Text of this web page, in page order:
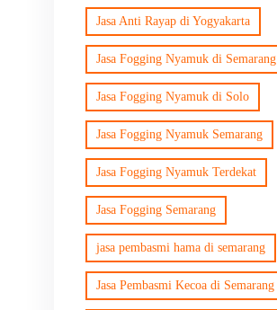
Jasa Anti Rayap di Yogyakarta
Jasa Fogging Nyamuk di Semarang
Jasa Fogging Nyamuk di Solo
Jasa Fogging Nyamuk Semarang
Jasa Fogging Nyamuk Terdekat
Jasa Fogging Semarang
jasa pembasmi hama di semarang
Jasa Pembasmi Kecoa di Semarang